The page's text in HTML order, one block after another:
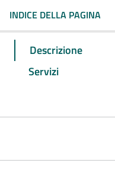
INDICE DELLA PAGINA
Descrizione
Servizi